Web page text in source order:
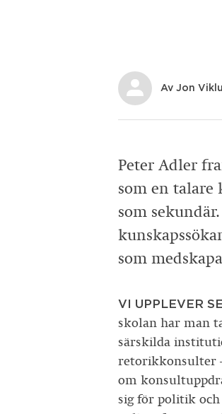
Av Jon
Peter Adler
som en
som
som
VI UPPLEVER
skolan har man
särskilda
retorikkonsulter
om
sig för politik